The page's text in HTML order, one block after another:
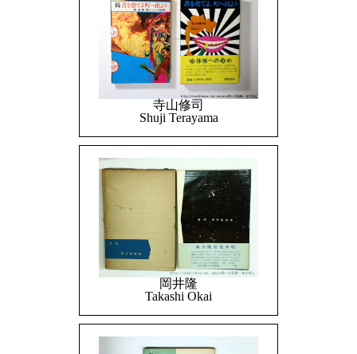
寺山修司
Shuji Terayama
岡井隆
Takashi Okai